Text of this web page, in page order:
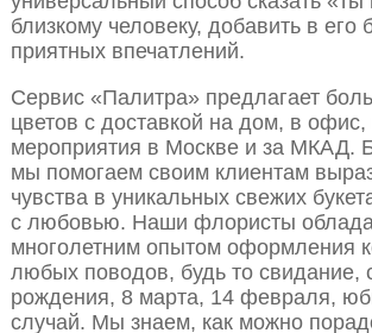
близкому человеку, добавить в его
приятных впечатлений.
Сервис «Палитра» предлагает
цветов с доставкой на дом, в офис,
мероприятия в Москве и за МКАД.
мы помогаем своим клиентам
чувства в уникальных свежих
с любовью. Наши флористы
многолетним опытом оформления
любых поводов, будь то свидание,
рождения, 8 марта, 14 февраля,
случай. Мы знаем, как можно